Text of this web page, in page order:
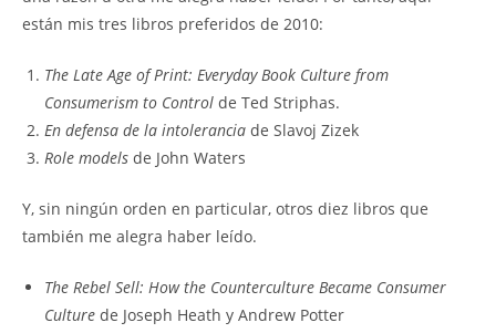
están mis tres libros preferidos de 2010:
The Late Age of Print: Everyday Book Culture from
Consumerism to Control de Ted Striphas.
En defensa de la intolerancia de Slavoj Zizek
Role models de John Waters
Y, sin ningún orden en particular, otros diez libros que
también me alegra haber leído.
The Rebel Sell: How the Counterculture Became Consumer
Culture de Joseph Heath y Andrew Potter